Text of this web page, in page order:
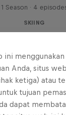
1 Season · 4
SKIING
ini
Anda, situs
ketiga) atau
tujuan
dapat